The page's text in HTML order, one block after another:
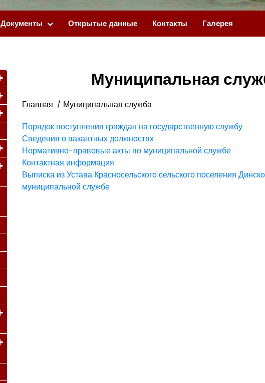
Документы Открытые данные Контакты Галерея
Муниципальная
Главная
Муниципальная служба
Порядок поступления граждан на государственную службу
Сведения о вакантных должностях
Нормативно-правовые акты по муниципальной службе
Контактная информация
Выписка из Устава Красносельского сельского поселения
муниципальной службе